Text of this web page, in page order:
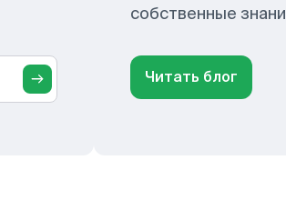
собственные
Читать блог